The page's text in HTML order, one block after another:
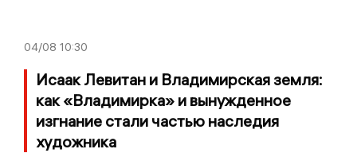
04/08 10:30
Исаак Левитан и Владимирская земля:
как «Владимирка» и вынужденное
изгнание стали частью наследия
художника